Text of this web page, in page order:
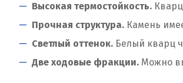
Высокая термостойкость.
Прочная структура. Камень
Светлый оттенок. Белый кварц
Две ходовые фракции. Можно